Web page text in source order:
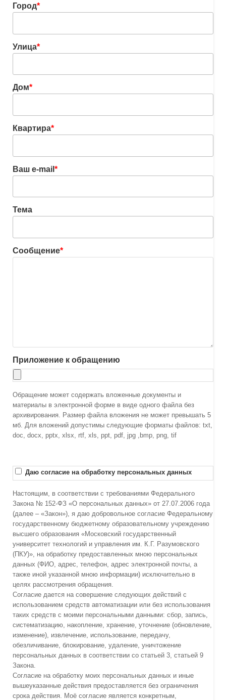
Город*
Улица*
Дом*
Квартира*
Ваш e-mail *
Тема
Сообщение*
Приложение к обращению
Обращение может содержать вложенные документы и
материалы в электронной форме в виде одного файла без
архивирования. Размер файла вложения не может превышать 5
мб. Для вложений допустимы следующие форматы файлов: txt,
doc, docx, pptx, xlsx, rtf, xls, ppt, pdf, jpg ,bmp, png, tif
Даю согласие на обработку персональных данных
Настоящим, в соответствии с требованиями Федерального
Закона № 152-ФЗ «О персональных данных» от 27.07.2006 года
(далее – «Закон»), я даю добровольное согласие Федеральному
государственному бюджетному образовательному учреждению
высшего образования «Московский государственный
университет технологий и управления им. К.Г. Разумовского
(ПКУ)», на обработку предоставленных мною персональных
данных (ФИО, адрес, телефон, адрес электронной почты, а
также иной указанной мною информации) исключительно в
целях рассмотрения обращения.
Согласие дается на совершение следующих действий с
использованием средств автоматизации или без использования
таких средств с моими персональными данными: сбор, запись,
систематизацию, накопление, хранение, уточнение (обновление,
изменение), извлечение, использование, передачу,
обезличивание, блокирование, удаление, уничтожение
персональных данных в соответствии со статьей 3, статьей 9
Закона.
Согласие на обработку моих персональных данных и иные
вышеуказанные действия предоставляется без ограничения
срока действия. Моё согласие является конкретным,